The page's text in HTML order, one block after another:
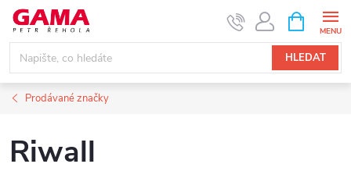
Přejít
obsah
HLEDAT
NÁKUPNÍ
KOŠÍK
Prodávané značky
Riwall